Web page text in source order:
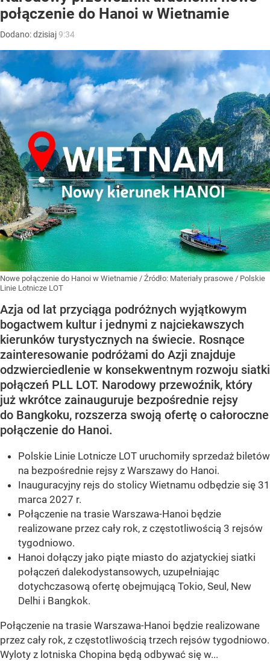
połączenie do Hanoi w Wietnamie
Dodano:dzisiaj9:34
Nowe połączenie do Hanoi w Wietnamie / Źródło: Materiały prasowe / Polskie
Linie Lotnicze LOT
Azja od lat przyciąga podróżnych wyjątkowym
bogactwem kultur i jednymi z najciekawszych
kierunków turystycznych na świecie. Rosnące
zainteresowanie podróżami do Azji znajduje
odzwierciedlenie w konsekwentnym rozwoju siatki
połączeń PLL LOT. Narodowy przewoźnik, który
już wkrótce zainauguruje bezpośrednie rejsy
do Bangkoku, rozszerza swoją ofertę o całoroczne
połączenie do Hanoi.
Polskie Linie Lotnicze LOT uruchomiły sprzedaż biletów
na bezpośrednie rejsy z Warszawy do Hanoi.
Inauguracyjny rejs do stolicy Wietnamu odbędzie się 31
marca 2027 r.
Połączenie na trasie Warszawa-Hanoi będzie
realizowane przez cały rok, z częstotliwością 3 rejsów
tygodniowo.
Hanoi dołączy jako piąte miasto do azjatyckiej siatki
połączeń dalekodystansowych, uzupełniając
dotychczasową ofertę obejmującą Tokio, Seul, New
Delhi i Bangkok.
Połączenie na trasie Warszawa-Hanoi będzie realizowane
przez cały rok, z częstotliwością trzech rejsów tygodniowo.
Wyloty z lotniska Chopina będą odbywać się w...